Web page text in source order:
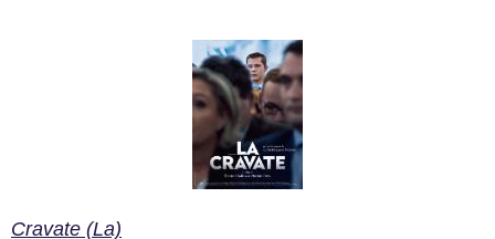
Cravate (La)